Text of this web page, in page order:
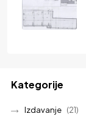
Kategorije
Izdavanje (21)